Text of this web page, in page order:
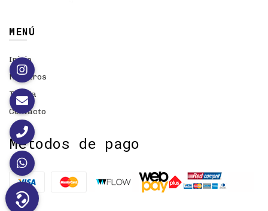
MENÚ
Inicio
Nosotros
Tienda
Contacto
Métodos de pago